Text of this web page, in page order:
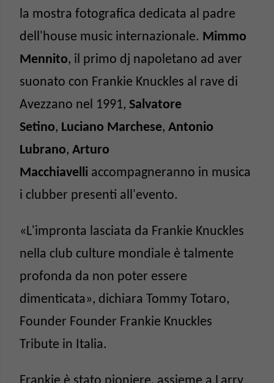
la mostra fotografica dedicata al padre
dell'house music internazionale. Mimmo
Mennito, il primo dj napoletano ad aver
suonato con Frankie Knuckles al rave di
Avezzano nel 1991, Salvatore
Setino, Luciano Marchese, Antonio
Lubrano, Arturo
Macchiavelli accompagneranno in musica
i clubber presenti all'evento.
«L'impronta lasciata da Frankie Knuckles
nella club culture mondiale è talmente
profonda da non poter essere
dimenticata», dichiara Tommy Totaro,
Founder Founder Frankie Knuckles
Tribute in Italia.